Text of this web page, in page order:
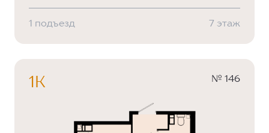
1 подъезд 7 этаж
1К № 146